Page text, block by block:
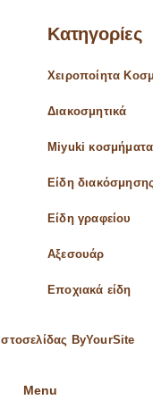
Κατηγορίες
Χειροποίητα
Διακοσμητικά
Miyuki κοσμήματα
Είδη διακόσμησης
Είδη γραφείου
Αξεσουάρ
Εποχιακά είδη
ByYourSite
Menu